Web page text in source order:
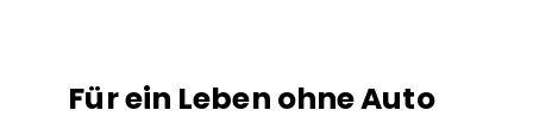
Für ein Leben ohne Auto